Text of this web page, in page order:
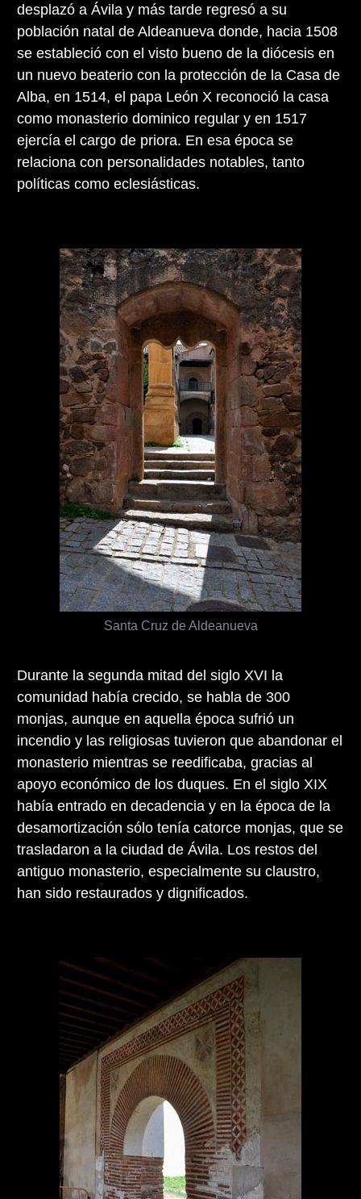
desplazó a Ávila y más tarde regresó a su
población natal de Aldeanueva donde, hacia 1508
se estableció con el visto bueno de la diócesis en
un nuevo beaterio con la protección de la Casa de
Alba, en 1514, el papa León X reconoció la casa
como monasterio dominico regular y en 1517
ejercía el cargo de priora. En esa época se
relaciona con personalidades notables, tanto
políticas como eclesiásticas.
Durante la segunda mitad del siglo XVI la
comunidad había crecido, se habla de 300
monjas, aunque en aquella época sufrió un
incendio y las religiosas tuvieron que abandonar el
monasterio mientras se reedificaba, gracias al
apoyo económico de los duques. En el siglo XIX
había entrado en decadencia y en la época de la
desamortización sólo tenía catorce monjas, que se
trasladaron a la ciudad de Ávila. Los restos del
antiguo monasterio, especialmente su claustro,
han sido restaurados y dignificados.
Santa Cruz de Aldeanueva